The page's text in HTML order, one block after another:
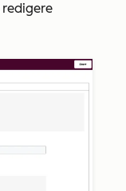
redigere